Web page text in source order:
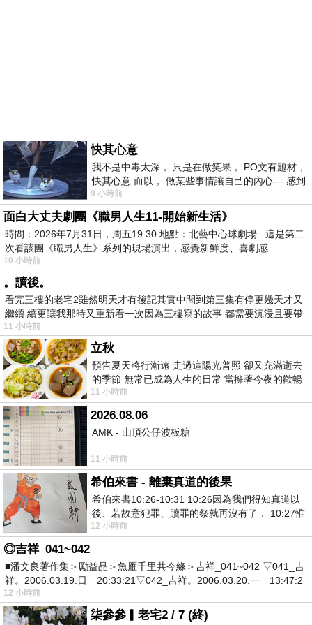
快其心意
我不是中毒太深， 只是在做笑果， PO文有題材，
快其心意 而以， 做某些事情讓自己的內心--- 感到
愉快。
9 小時前
面白大丈夫劇團《職男人生11-開始新生活》
時間：2026年7月31日，周五19:30 地點：北藝中心球劇場 這是第二
次看該團《職男人生》系列的現場演出，感覺新鮮度、喜劇感
10 小時前
。讀後。
看完三樓的老宅2雖然明天才有後記其實中間到第三集有停更幾天才又
繼續 續更讓我那時又重新看一次因為三樓寫的故事 都需要沉浸且要帶
有
11 小時前
立秋
預告夏天將行漸遠 走過這陽光普照 卻又充滿逝去
的季節 無常已成為人生的日常 當擁著今夜的歡暢
舒心 轉眼驟成昨日 而明晨 太陽
11 小時前
2026.08.06
AMK - 山頂公仔波板糖
11 小時前
希伯來書 - 離棄真道的後果
希伯來書10:26-10:31 10:26因為我們得知真道以
後、若故意犯罪、贖罪的祭就再沒有了． 10:27惟
有戰懼等候審判和那燒滅眾敵人的烈火
12 小時前
◎吉祥_041~042
■潘文良著作集＞勵益品＞魚雁千里共今緣＞吉祥_041~042 ▽041_吉
祥。2006.03.19.日 20:33:21▽042_吉祥。2006.03.20.一 13:47:2
12 小時前
柒參參▎老宅2 / 7 (終)